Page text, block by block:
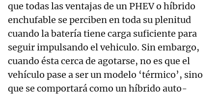
que todas las ventajas de un PHEV o híbrido
enchufable se perciben en toda su plenitud
cuando la batería tiene carga suficiente para
seguir impulsando el vehiculo. Sin embargo,
cuando ésta cerca de agotarse, no es que el
vehículo pase a ser un modelo ‘térmico’, sino
que se comportará como un híbrido auto-